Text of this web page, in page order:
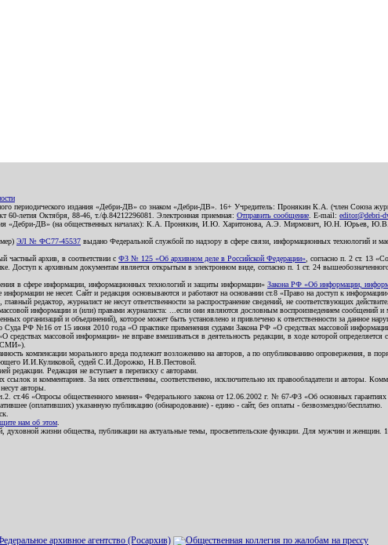
периодического издания «Дебри-ДВ» со знаком «Дебри-ДВ». 16+ Учредитель: Пронякин К.А. (член Союза
60-летия Октября, 88-46, т./ф.84212296081. Электронная приемная: Отправить сообщение . E-mail: editor@debri-
«Дебри-ДВ» (на общественных началах): К.А. Пронякин, И.Ю. Харитонова, А.Э. Мирмович, Ю.Н.
ЭЛ № ФС77-45537 выдано Федеральной службой по надзору в сфере связи, информационных технологий и
частный архив, в соответствии с ФЗ № 125 «Об архивном деле в Российской Федерации» , согласно п. 2 ст. 13
Доступ к архивным документам является открытым в электронном виде, согласно п. 1 ст. 24
в сфере информации, информационных технологий и защиты информации» Закона РФ «Об информации,
информации не несет. Сайт и редакция основываются и работают на основании ст.8 «Право на доступ к
редактор, журналист не несут ответственности за распространение сведений, не соответствующих
информации и (или) правами журналиста: ...если они являются дословным воспроизведением сообщений
организаций и объединений), которое может быть установлено и привлечено к ответственности за данное
Суда РФ №16 от 15 июня 2010 года «О практике применения судами Закона РФ «О средствах массовой
массовой информации» не вправе вмешиваться в деятельность редакции, в ходе которой определяется
СМИ»).
компенсации морального вреда подлежит возложению на авторов, а по опубликованию опровержения, в
И.И.Куликовой, судей С.И.Дорожко, Н.В.Пестовой.
редакции. Редакция не вступает в переписку с авторами.
ссылок и комментариев. За них ответственны, соответственно, исключительно их правообладатели и авторы.
авторы.
ст.46 «Опросы общественного мнения» Федерального закона от 12.06.2002 г. № 67-ФЗ «Об основных
(оплативших) указанную публикацию (обнародование) - едино - сайт, без оплаты - безвозмездно/бесплатно.
нам об этом
духовной жизни общества, публикации на актуальные темы, просветительские функции. Для мужчин и женщин.